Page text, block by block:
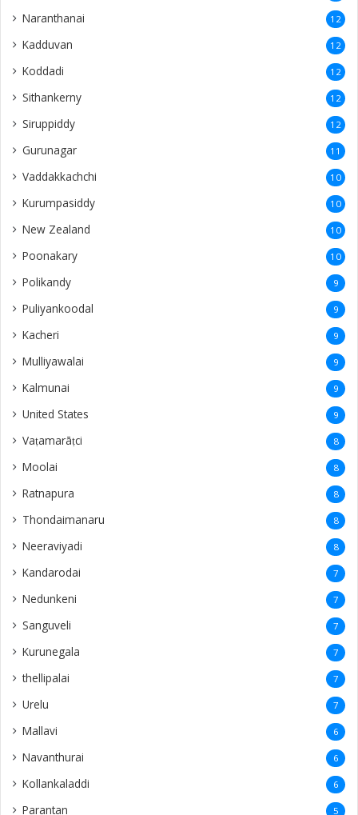
Naranthanai 12
Kadduvan 12
Koddadi 12
Sithankerny 12
Siruppiddy 12
Gurunagar 11
Vaddakkachchi 10
Kurumpasiddy 10
New Zealand 10
Poonakary 10
Polikandy 9
Puliyankoodal 9
Kacheri 9
Mulliyawalai 9
Kalmunai 9
United States 9
Vaṭamarāṭci 8
Moolai 8
Ratnapura 8
Thondaimanaru 8
Neeraviyadi 8
Kandarodai 7
Nedunkeni 7
Sanguveli 7
Kurunegala 7
thellipalai 7
Urelu 7
Mallavi 6
Navanthurai 6
Kollankaladdi 6
Parantan 5